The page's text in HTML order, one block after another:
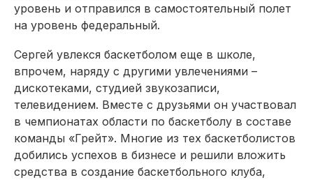
уровень и отправился в самостоятельный полет
на уровень федеральный.
Сергей увлекся баскетболом еще в школе,
впрочем, наряду с другими увлечениями –
дискотеками, студией звукозаписи,
телевидением. Вместе с друзьями он участвовал
в чемпионатах облас­ти по баскетболу в составе
команды «Грейт». Многие из тех баскетболистов
добились успехов в бизнесе и решили вложить
средства в создание баскетбольного клуба,